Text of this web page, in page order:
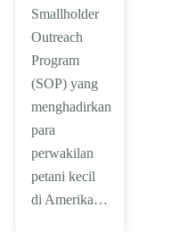
Smallholder
Outreach
Program
(SOP) yang
menghadirkan
para
perwakilan
petani kecil
di Amerika…